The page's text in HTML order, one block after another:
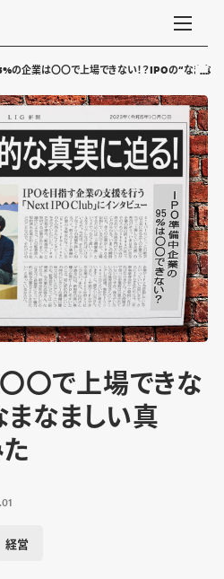
の企業は〇〇で上場できない！？IPOの“なまな
〇で上場できな
まなましい真
経営